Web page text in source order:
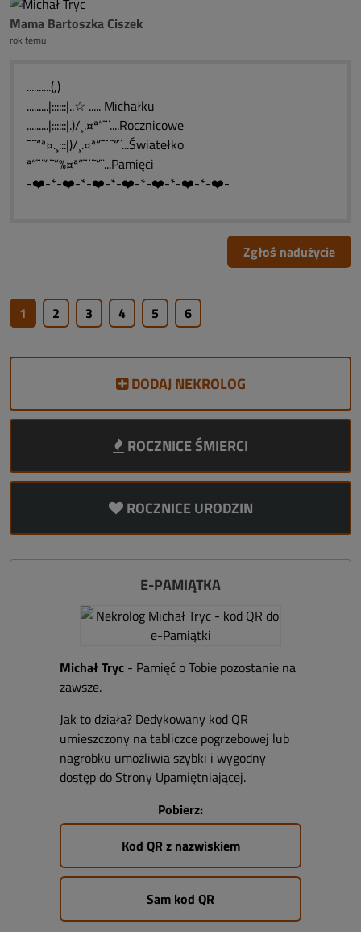
Mama Bartoszka Ciszek
rok temu
..........(,)
.........|::::::|..☆ ..... Michałku
.........|::::::|.)/¸.¤ª“˜¨....Rocznicowe
¯¨˜“ª¤.¸:::|)/¸.¤ª“˜¨¨˜“¨...Światełko
ª“˜¨“¨˜“%¤ª“˜¨¨˜“¨...Pamięci
-❤️-*-❤️-*-❤️-*-❤️-*-❤️-*-❤️-*-❤️-
Zgłoś nadużycie
1 2 3 4 5 6
DODAJ NEKROLOG
ROCZNICE ŚMIERCI
ROCZNICE URODZIN
E-PAMIĄTKA
Michał Tryc - Pamięć o Tobie pozostanie na
zawsze.
Jak to działa? Dedykowany kod QR
umieszczony na tabliczce pogrzebowej lub
nagrobku umożliwia szybki i wygodny
dostęp do Strony Upamiętniającej.
Pobierz:
Kod QR z nazwiskiem
Sam kod QR